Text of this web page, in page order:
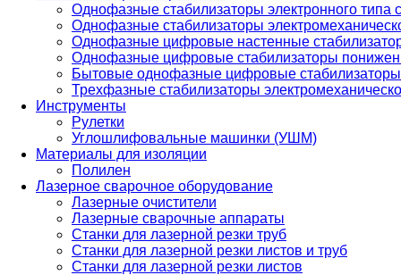
Однофазные стабилизаторы электронного
Однофазные стабилизаторы
Однофазные цифровые настенные
Однофазные цифровые стабилизаторы
Бытовые однофазные цифровые стабилизаторы
Трехфазные стабилизаторы
Инструменты
Рулетки
Углошлифовальные машинки (УШМ)
Материалы для изоляции
Полилен
Лазерное сварочное оборудование
Лазерные очистители
Лазерные сварочные аппараты
Станки для лазерной резки труб
Станки для лазерной резки листов и труб
Станки для лазерной резки листов